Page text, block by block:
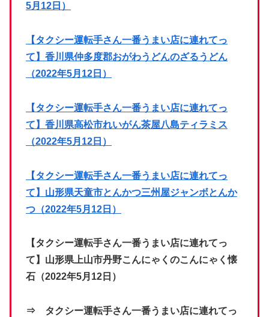
5月12日）
【タクシー運転手さん一番うまい店に連れてっ
て】香川県仲多度郡おがわうどんのざるうどん
（2022年5月12日）
【タクシー運転手さん一番うまい店に連れてっ
て】香川県高松市れいがん茶屋八島ティラミス
（2022年5月12日）
【タクシー運転手さん一番うまい店に連れてっ
て】山形県天童市とんかつ三州屋ジャンボとんか
つ（2022年5月12日）
【タクシー運転手さん一番うまい店に連れてっ
て】山形県上山市丹野こんにゃくのこんにゃく懐
石（2022年5月12日）
⇒ タクシー運転手さん一番うまい店に連れてっ